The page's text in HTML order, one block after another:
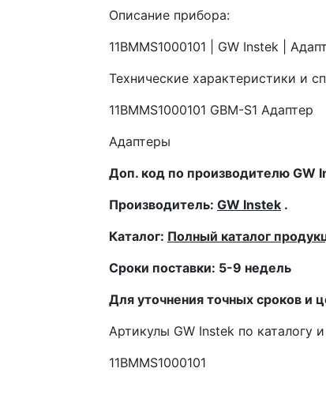
Описание прибора:
11BMMS1000101 | GW Instek |
Технические характеристики и
11BMMS1000101 GBM-S1 Адаптер
Адаптеры
Доп. код по производителю GW
Производитель: GW Instek .
Каталог: Полный каталог
Сроки поставки: 5-9 недель
Для уточнения точных сроков и
Артикулы GW Instek по каталогу
11BMMS1000101